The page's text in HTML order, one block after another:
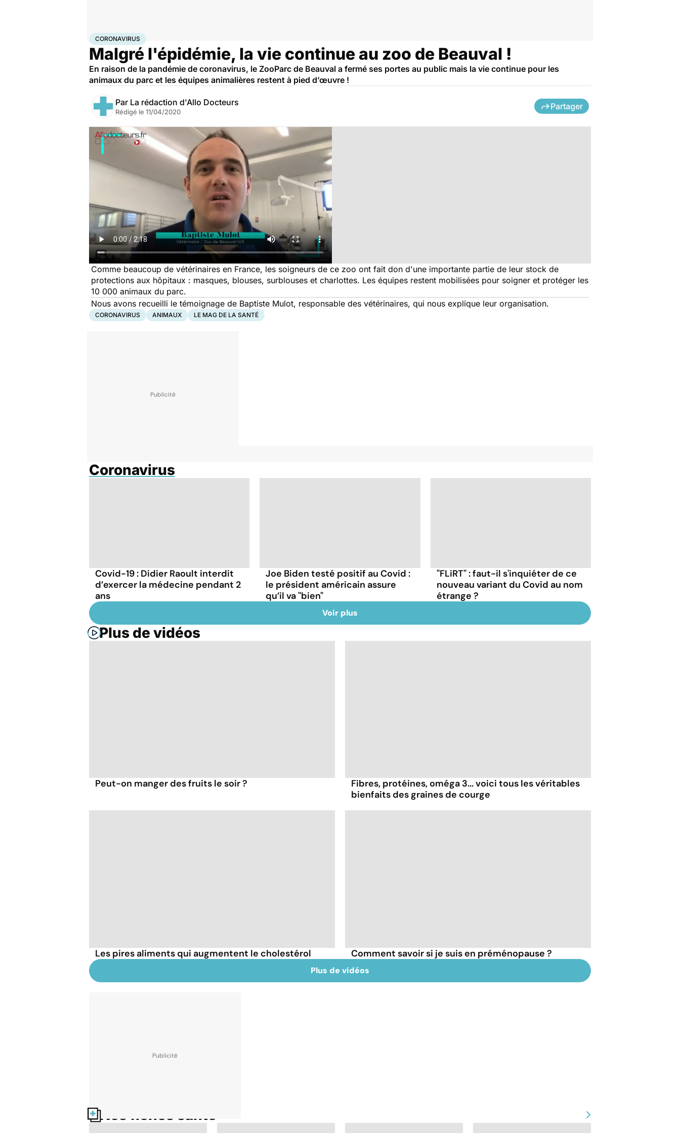
AccueilSantéMaladies
CORONAVIRUS
Malgré l'épidémie, la vie continue au zoo de Beauval !
En raison de la pandémie de coronavirus, le ZooParc de Beauval a fermé ses portes au public mais la vie continue pour les
animaux du parc et les équipes animalières restent à pied d’œuvre !
Par La rédaction d'Allo Docteurs
Rédigé le 11/04/2020
Partager
Comme beaucoup de vétérinaires en France, les soigneurs de ce zoo ont fait don d'une importante partie de leur stock de
protections aux hôpitaux : masques, blouses, surblouses et charlottes. Les équipes restent mobilisées pour soigner et protéger les
10 000 animaux du parc.
Nous avons recueilli le témoignage de Baptiste Mulot, responsable des vétérinaires, qui nous explique leur organisation.
CORONAVIRUS ANIMAUX LE MAG DE LA SANTÉ
Coronavirus
Covid-19 : Didier Raoult interdit
d’exercer la médecine pendant 2
ans
Joe Biden testé positif au Covid :
le président américain assure
qu’il va "bien"
"FLiRT" : faut-il s'inquiéter de ce
nouveau variant du Covid au nom
étrange ?
Voir plus
Plus de vidéos
Peut-on manger des fruits le soir ?
Fibres, protéines, oméga 3... voici tous les véritables
bienfaits des graines de courge
Les pires aliments qui augmentent le cholestérol Comment savoir si je suis en préménopause ?
Plus de vidéos
Nos fiches santé